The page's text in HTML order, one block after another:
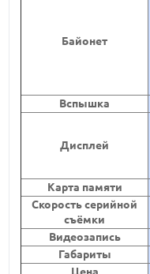
Байонет
Вспышка
Дисплей
Карта памяти
Скорость серийной
съёмки
Видеозапись
Габариты